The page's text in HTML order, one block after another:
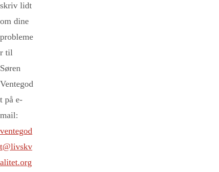
skriv lidt
om dine
probleme
r til
Søren
Ventegod
t på e-
mail:
ventegod
t@livskv
alitet.org